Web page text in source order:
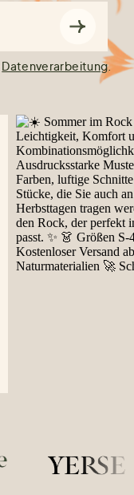
Datenverarbeitung.